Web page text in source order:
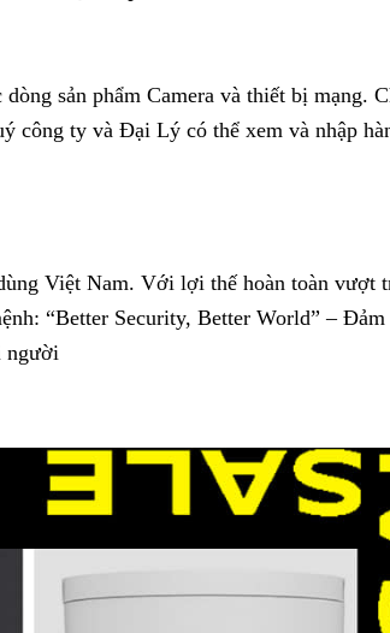
sản phẩm Camera và thiết bị mạng.
công ty và Đại Lý có thể xem và nhập
Việt Nam. Với lợi thế hoàn toàn vượt
“Better Security, Better World” – Đảm
người